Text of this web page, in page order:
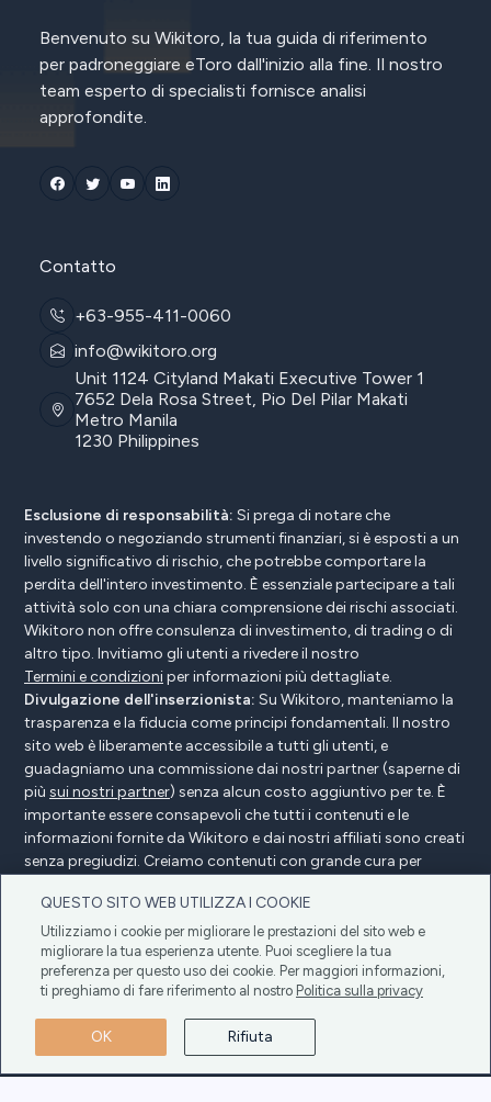
QUESTO SITO WEB UTILIZZA I COOKIE
Utilizziamo i cookie per migliorare le prestazioni del sito web e
migliorare la tua esperienza utente. Puoi scegliere la tua
preferenza per questo uso dei cookie. Per maggiori informazioni,
ti preghiamo di fare riferimento al nostro Politica sulla privacy
OK Rifiuta
Benvenuto su Wikitoro, la tua guida di riferimento
per padroneggiare eToro dall'inizio alla fine. Il nostro
team esperto di specialisti fornisce analisi
approfondite.
Contatto
+63-955-411-0060
info@wikitoro.org
Unit 1124 Cityland Makati Executive Tower 1
7652 Dela Rosa Street, Pio Del Pilar Makati
Metro Manila
1230 Philippines
Esclusione di responsabilità: Si prega di notare che
investendo o negoziando strumenti finanziari, si è esposti a un
livello significativo di rischio, che potrebbe comportare la
perdita dell'intero investimento. È essenziale partecipare a tali
attività solo con una chiara comprensione dei rischi associati.
Wikitoro non offre consulenza di investimento, di trading o di
altro tipo. Invitiamo gli utenti a rivedere il nostro
Termini e condizioniper informazioni più dettagliate.
Divulgazione dell'inserzionista: Su Wikitoro, manteniamo la
trasparenza e la fiducia come principi fondamentali. Il nostro
sito web è liberamente accessibile a tutti gli utenti, e
guadagniamo una commissione dai nostri partner (saperne di
più sui nostri partner) senza alcun costo aggiuntivo per te. È
importante essere consapevoli che tutti i contenuti e le
informazioni fornite da Wikitoro e dai nostri affiliati sono creati
senza pregiudizi. Creiamo contenuti con grande cura per
influenzati da alcun accordo di compensazione con i nostri
partner.
Politica sui cookieTermini e condizioni